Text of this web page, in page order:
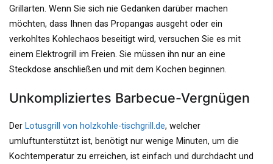
Grillarten. Wenn Sie sich nie Gedanken darüber machen
möchten, dass Ihnen das Propangas ausgeht oder ein
verkohltes Kohlechaos beseitigt wird, versuchen Sie es mit
einem Elektrogrill im Freien. Sie müssen ihn nur an eine
Steckdose anschließen und mit dem Kochen beginnen.
Unkompliziertes Barbecue-Vergnügen
Der Lotusgrill von holzkohle-tischgrill.de, welcher
umluftunterstützt ist, benötigt nur wenige Minuten, um die
Kochtemperatur zu erreichen, ist einfach und durchdacht und